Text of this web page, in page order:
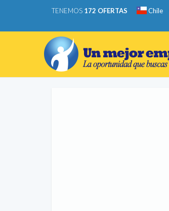
TENEMOS 172 OFERTAS Chile